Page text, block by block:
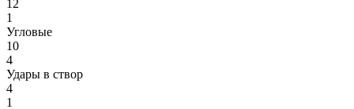
12
1
Угловые
10
4
Удары в створ
4
1